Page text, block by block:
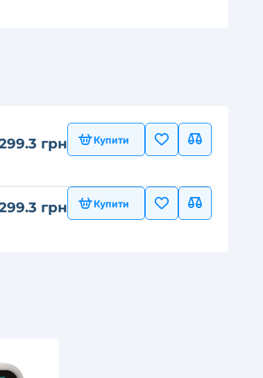
грн Купити
грн Купити